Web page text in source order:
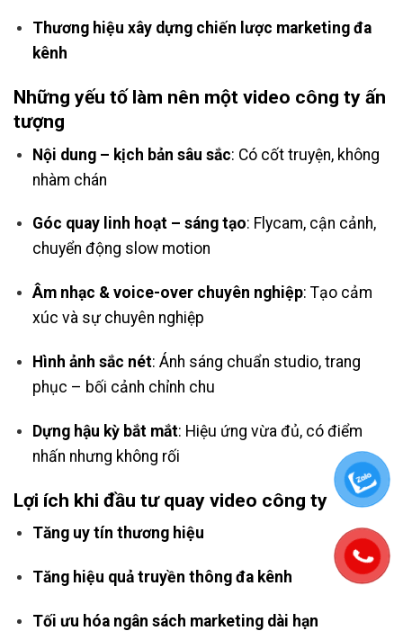
Thương hiệu xây dựng chiến lược marketing đa
kênh
Những yếu tố làm nên một video công ty ấn
tượng
Nội dung – kịch bản sâu sắc: Có cốt truyện, không
nhàm chán
Góc quay linh hoạt – sáng tạo: Flycam, cận cảnh,
chuyển động slow motion
Âm nhạc & voice-over chuyên nghiệp: Tạo cảm
xúc và sự chuyên nghiệp
Hình ảnh sắc nét: Ánh sáng chuẩn studio, trang
phục – bối cảnh chỉnh chu
Dựng hậu kỳ bắt mắt: Hiệu ứng vừa đủ, có điểm
nhấn nhưng không rối
Lợi ích khi đầu tư quay video công ty
Tăng uy tín thương hiệu
Tăng hiệu quả truyền thông đa kênh
Tối ưu hóa ngân sách marketing dài hạn